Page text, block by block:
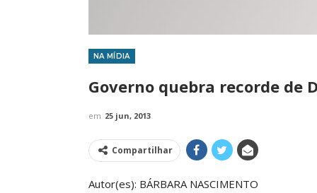
NA MÍDIA
Governo quebra recorde de
em 25 jun, 2013
Compartilhar
Autor(es): BÁRBARA NASCIMENTO